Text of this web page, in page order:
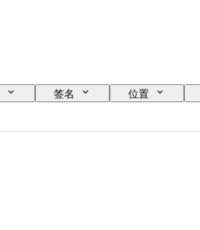
签名 位置